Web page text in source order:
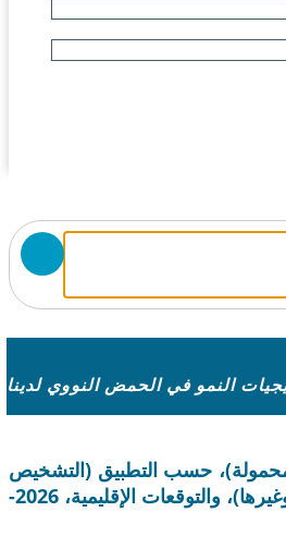
النمو في الحمض النووي لدينا
حسب التطبيق (التشخيص
(سرطان البروستاتا، تضخم البروستاتا الحميد، وغيرها) والعلاج الموجه بالصور)، حسب المستخدم النهائي (المستشفيات و ASC، ومختبرات التشخيص، وغيرها)، والتوقعات الإقليمية، 2026-